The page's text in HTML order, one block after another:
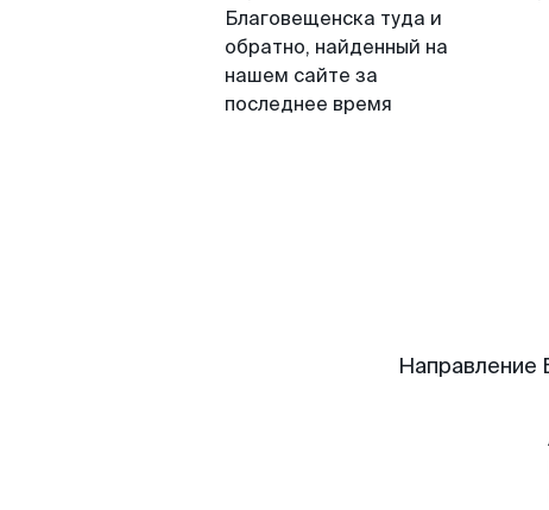
Благовещенска туда и
обратно, найденный на
нашем сайте за
последнее время
Направление